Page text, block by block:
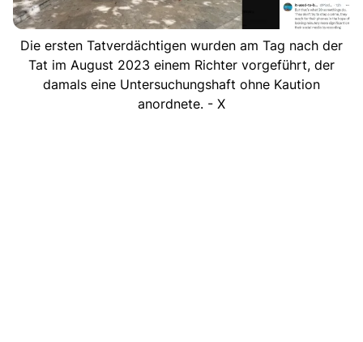
Die ersten Tatverdächtigen wurden am Tag nach der
Tat im August 2023 einem Richter vorgeführt, der
damals eine Untersuchungshaft ohne Kaution
anordnete. - X